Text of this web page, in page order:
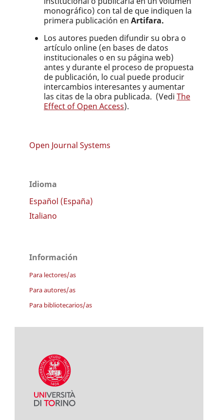
monográfico) con tal de que indiquen la
primera publicación en Artifara.
Los autores pueden difundir su obra o
artículo online (en bases de datos
institucionales o en su página web)
antes y durante el proceso de propuesta
de publicación, lo cual puede producir
intercambios interesantes y aumentar
las citas de la obra publicada. (Vedi The
Effect of Open Access).
Open Journal Systems
Idioma
Español (España)
Italiano
Información
Para lectores/as
Para autores/as
Para bibliotecarios/as